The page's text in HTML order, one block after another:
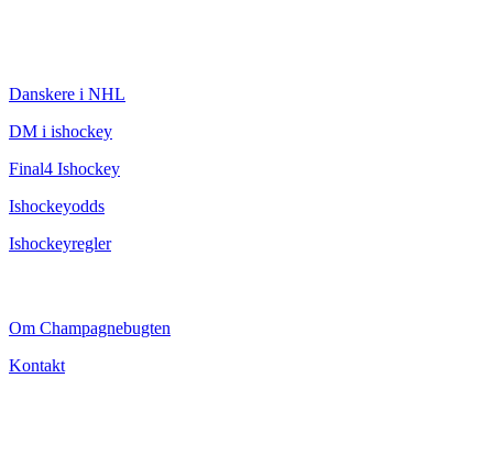
Danskere i NHL
DM i ishockey
Final4 Ishockey
Ishockeyodds
Ishockeyregler
Om Champagnebugten
Kontakt